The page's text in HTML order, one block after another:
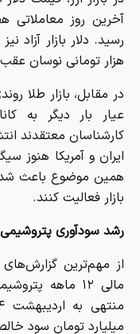
هزار تومانی نوسان
کارشناسان معتقدند
ایران و آمریکا هنوز
همین موضوع باعث شده
بازار فعالیت کنند.
رشد سودآوری
مالی ۱۲ ماهه
درصد رشد نشان